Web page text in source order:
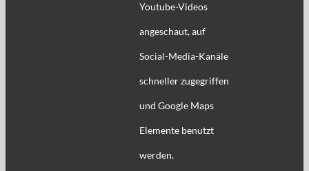
Youtube-Videos
angeschaut, auf
Social-Media-Kanäle
schneller zugegriffen
und Google Maps
Elemente benutzt
werden.